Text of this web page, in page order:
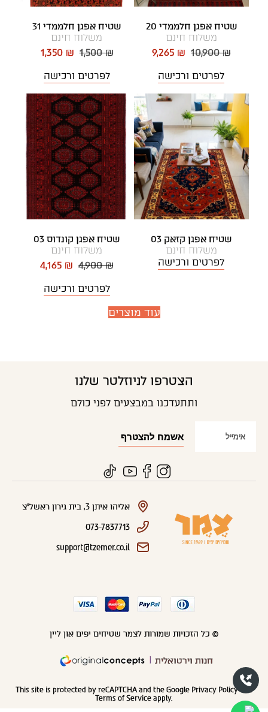
שטיח אפגן חלממדי 20
משלוח חינם
10,900 ₪
9,265 ₪
לפרטים ורכישה
שטיח אפגן חלממדי 31
משלוח חינם
1,500 ₪
1,350 ₪
לפרטים ורכישה
שטיח אפגן קזאק 03
משלוח חינם
לפרטים ורכישה
שטיח אפגן קונדוס 03
משלוח חינם
4,900 ₪
4,165 ₪
לפרטים ורכישה
עוד מוצרים
הצטרפו לניוזלטר שלנו
ותתעדכנו במבצעים לפני כולם
אליהו איתן 3, בית גירון ראשל"צ
073-7837713
support@tzemer.co.il
© כל הזכויות שמורות לצמר שטיחים יפים און ליין
חנות וירטואלית
This site is protected by reCAPTCHA and the Google Privacy Policyand
Terms of Service apply.